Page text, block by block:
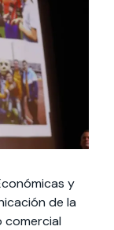
Facultades
y
de la
comercial